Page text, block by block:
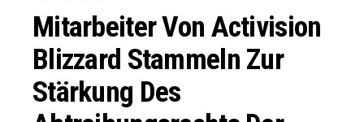
Mitarbeiter Von Activision
Blizzard Stammeln Zur
Stärkung Des